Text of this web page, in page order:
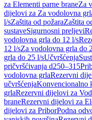
za Elementi parne braneZa
dijelovi za Za vodolovna
l/sZaštita od požaraZaštita
sustaveSigurnosni preljevi
vodolovna grla do 12 l/s
12 l/sZa vodolovna grla do
grla do 25 l/sUčvršćenja
pričvršćivanja d250–315
vodolovna grlaRezervni
učvršćenjaKonvencionalno
grlaRezervni dijelovi za
braneRezervni dijelovi za
dijelovi za PriborPodna